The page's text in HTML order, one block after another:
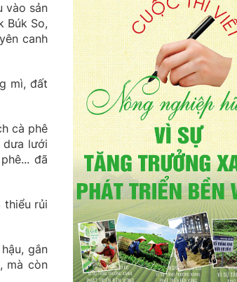
vào sản
Búk So,
canh
mì, đất
cà phê
dưa lưới
đã
thiểu rủi
gắn
mà còn